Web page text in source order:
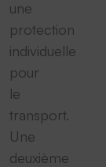
une
protection
individuelle
pour
le
transport.
Une
deuxième